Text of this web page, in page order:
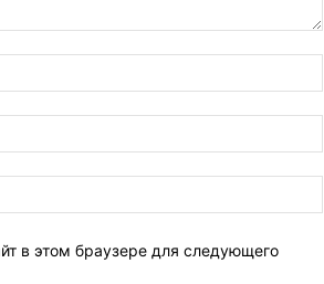
в этом браузере для следующего